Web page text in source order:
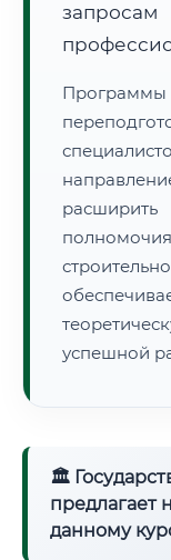
• Маршрут транзита:
• Экспресс-доставка
📜 Документы и
Нажмите
успешной
🏛
предлагает
данному